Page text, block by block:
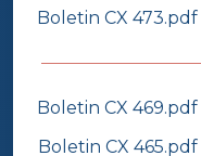
Boletin CX 473.pdf
Boletin CX 469.pdf
Boletin CX 465.pdf